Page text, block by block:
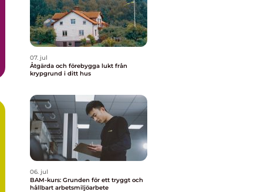
07. jul
Åtgärda och förebygga lukt från
krypgrund i ditt hus
06. jul
BAM-kurs: Grunden för ett tryggt och
hållbart arbetsmiljöarbete